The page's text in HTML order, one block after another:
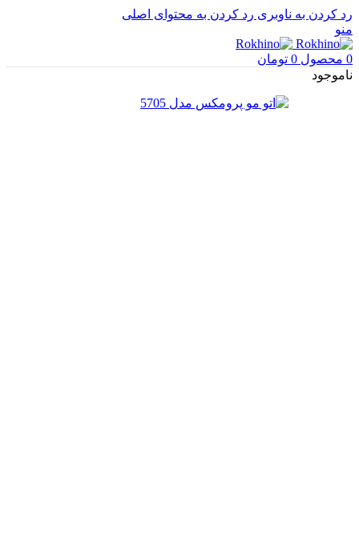
رد کردن به ناوبری رد کردن به محتوای اصلی
منو
0 محصول 0 تومان
ناموجود